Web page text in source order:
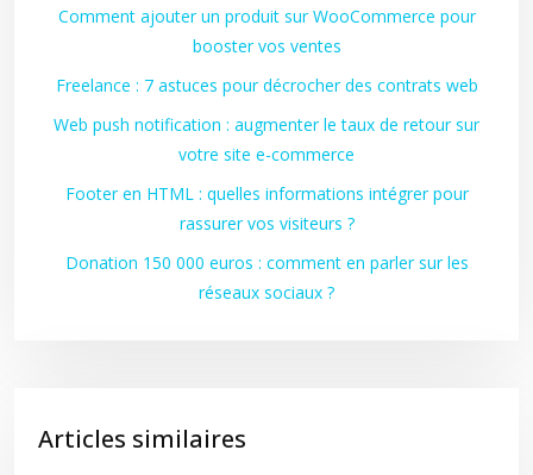
Comment ajouter un produit sur WooCommerce pour
booster vos ventes
Freelance : 7 astuces pour décrocher des contrats web
Web push notification : augmenter le taux de retour sur
votre site e-commerce
Footer en HTML : quelles informations intégrer pour
rassurer vos visiteurs ?
Donation 150 000 euros : comment en parler sur les
réseaux sociaux ?
Articles similaires